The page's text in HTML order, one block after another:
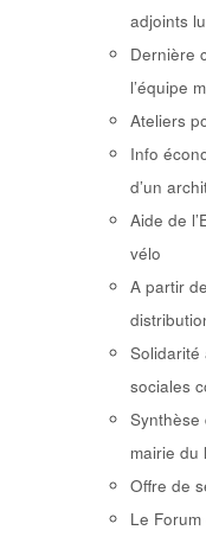
adjoints
Dernière
l’équipe
Ateliers
Info
d’un
Aide de
vélo
A partir
Solidarité
sociales
Synthèse
mairie du
Offre de
Le